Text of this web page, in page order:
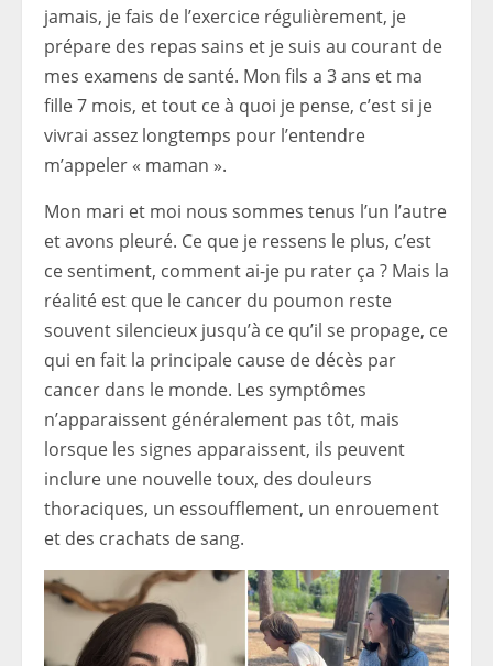
jamais, je fais de l’exercice régulièrement, je
prépare des repas sains et je suis au courant de
mes examens de santé. Mon fils a 3 ans et ma
fille 7 mois, et tout ce à quoi je pense, c’est si je
vivrai assez longtemps pour l’entendre
m’appeler « maman ».
Mon mari et moi nous sommes tenus l’un l’autre
et avons pleuré. Ce que je ressens le plus, c’est
ce sentiment, comment ai-je pu rater ça ? Mais la
réalité est que le cancer du poumon reste
souvent silencieux jusqu’à ce qu’il se propage, ce
qui en fait la principale cause de décès par
cancer dans le monde. Les symptômes
n’apparaissent généralement pas tôt, mais
lorsque les signes apparaissent, ils peuvent
inclure une nouvelle toux, des douleurs
thoraciques, un essoufflement, un enrouement
et des crachats de sang.